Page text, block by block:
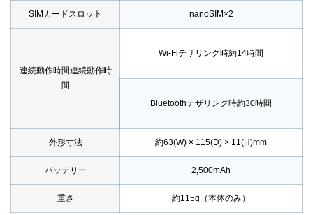
SIMカードスロット nanoSIM×2
連続動作時間連続動作時
間
Wi-Fiテザリング時約14時間
Bluetoothテザリング時約30時間
外形寸法 約63(W) × 115(D) × 11(H)mm
バッテリー 2,500mAh
重さ 約115g（本体のみ）